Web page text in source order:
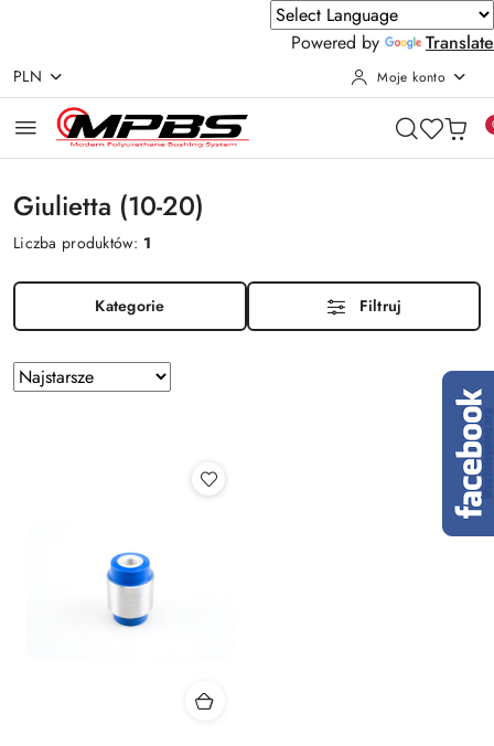
Powered by
Translate
Przejdź do treści głównej
Przejdź do wyszukiwarki
Przejdź do moje konto
Przejdź do menu głównego
Przejdź do stopki
PLN Moje konto
Giulietta (10-20)
Liczba produktów: 1
Kategorie Filtruj
Zastosowano
sortowanie:
Sortuj
według